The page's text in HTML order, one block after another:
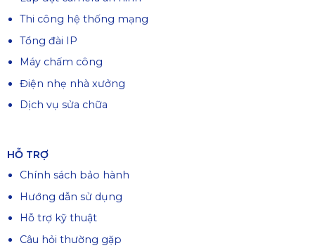
Thi công hệ thống mạng
Tổng đài IP
Máy chấm công
Điện nhẹ nhà xưởng
Dịch vụ sửa chữa
HỖ TRỢ
Chính sách bảo hành
Hướng dẫn sử dụng
Hỗ trợ kỹ thuật
Câu hỏi thường gặp